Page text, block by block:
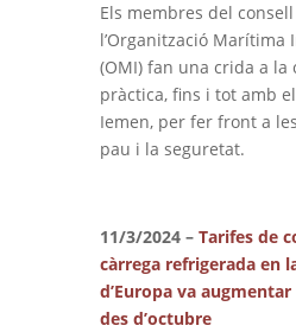
Els membres del
l’Organització Marítima
(OMI) fan una crida a la
pràctica, fins i tot amb
Iemen, per fer front a
pau i la seguretat.
11/3/2024 – Tarifes de
càrrega refrigerada en
d’Europa va augmentar
des d’octubre